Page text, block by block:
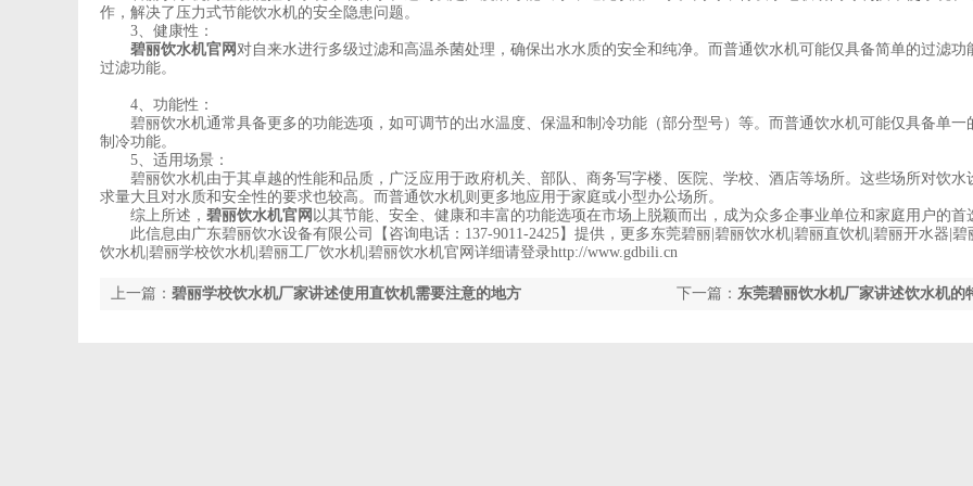
作，解决了压力式节能饮水机的安全隐患问题。
3、健康性：
碧丽饮水机官网对自来水进行多级过滤和高温杀菌处理，确保出水水质的安全和纯净。而普通饮水机可能仅具备简单的过滤功
过滤功能。
4、功能性：
碧丽饮水机通常具备更多的功能选项，如可调节的出水温度、保温和制冷功能（部分型号）等。而普通饮水机可能仅具备单一
制冷功能。
5、适用场景：
碧丽饮水机由于其卓越的性能和品质，广泛应用于政府机关、部队、商务写字楼、医院、学校、酒店等场所。这些场所对饮水
求量大且对水质和安全性的要求也较高。而普通饮水机则更多地应用于家庭或小型办公场所。
综上所述， 碧丽饮水机官网 以其节能、安全、健康和丰富的功能选项在市场上脱颖而出，成为众多企事业单位和家庭用户的首
此信息由广东碧丽饮水设备有限公司【咨询电话：137-9011-2425】提供，更多东莞碧丽|碧丽饮水机|碧丽直饮机|碧丽开水器|碧
饮水机|碧丽学校饮水机|碧丽工厂饮水机|碧丽饮水机官网详细请登录http://www.gdbili.cn
下一篇： 东莞碧丽饮水机厂家讲述饮水机的
上一篇： 碧丽学校饮水机厂家讲述使用直饮机需要注意的地方